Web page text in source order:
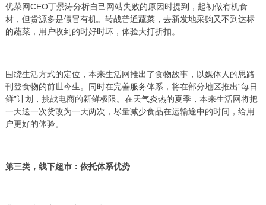
优菜网CEO丁景涛分析自己网站失败的原因时提到，起初做有机食
材，但货源多是假冒有机。转战普通蔬菜，去新发地采购又不到达标
的蔬菜，用户收到的时好时坏，体验大打折扣。
围绕生活方式的定位，本来生活网推出了食物故事，以媒体人的思路
刊登食物的前世今生。同时在完善服务体系，将在部分地区推出“每日
鲜”计划，挑战电商的新鲜极限。在天气炎热的夏季，本来生活网将把
一天送一次货改为一天两次，尽量减少食品在运输途中的时间，给用
户更好的体验。
第三类，线下超市：依托体系优势